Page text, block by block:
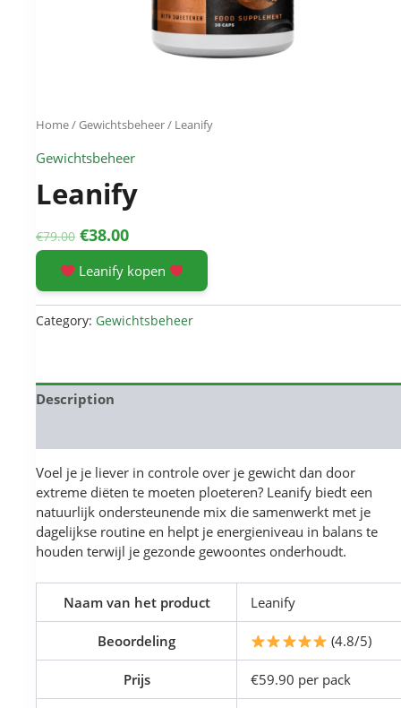
Home/Gewichtsbeheer/ Leanify
Gewichtsbeheer
Leanify
€79.00 Original
price
was:
€79.00.
€38.00Current
price
is:
€38.00.
Leanify kopen
Category: Gewichtsbeheer
Description
Voel je je liever in controle over je gewicht dan door
extreme diëten te moeten ploeteren? Leanify biedt een
natuurlijk ondersteunende mix die samenwerkt met je
dagelijkse routine en helpt je energieniveau in balans te
houden terwijl je gezonde gewoontes onderhoudt.
Naam van het product Leanify
Beoordeling (4.8/5)
Prijs €59.90 per pack